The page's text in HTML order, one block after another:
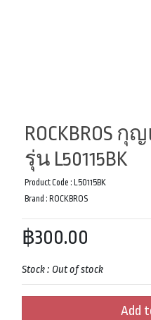
ROCKBROS
รุ่น L50115BK
Product Code : L50115BK
Brand : ROCKBROS
฿300.00
Stock : Out of stock
Add